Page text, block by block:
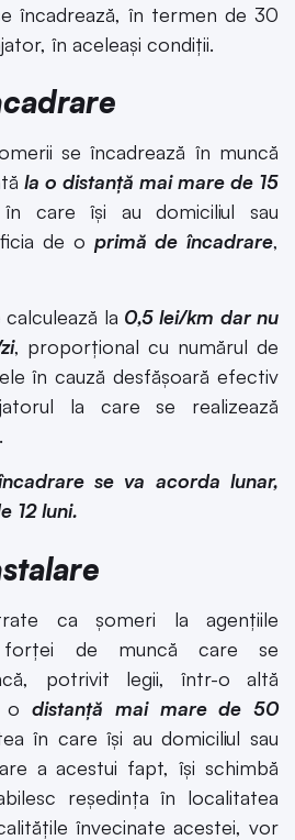
încadrează, în termen de 30
în aceleaşi condiţii.
se încadrează în muncă
la o distanţă mai mare de 15
care îşi au domiciliul sau
de o primă de încadrare,
la 0,5 lei/km dar nu
, proporțional cu numărul de
în cauză desfășoară efectiv
la care se realizează
se va acorda lunar,
12 luni.
ca șomeri la agențiile
forței de muncă care se
potrivit legii, într-o altă
o distanță mai mare de 50
în care îşi au domiciliul sau
a acestui fapt, îşi schimbă
reședința în localitatea
învecinate acestei, vor